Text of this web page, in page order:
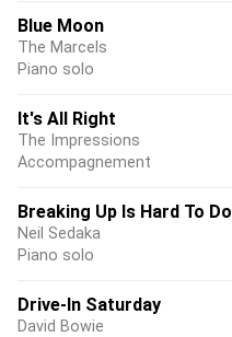
Blue Moon
The Marcels
Piano solo
It's All Right
The Impressions
Accompagnement
Breaking Up Is Hard To Do
Neil Sedaka
Piano solo
Drive-In Saturday
David Bowie